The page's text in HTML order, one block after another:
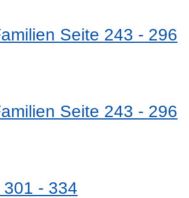
Seite 243 - 296
Seite 243 - 296
- 334